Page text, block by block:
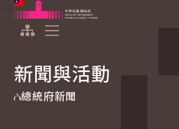
跳到主要內容
中華民國總統府
新聞與活動
總統府新聞